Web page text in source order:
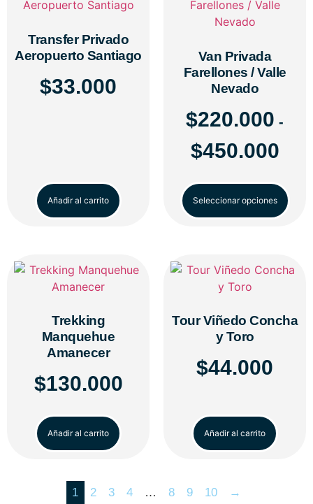
Transfer Privado
Aeropuerto Santiago
$33.000
Añadir al carrito
Van Privada
Farellones / Valle
Nevado
$220.000 -
$450.000
Seleccionar opciones
Trekking
Manquehue
Amanecer
$130.000
Añadir al carrito
Tour Viñedo Concha
y Toro
$44.000
Añadir al carrito
1 2 3 4 … 8 9 10 →